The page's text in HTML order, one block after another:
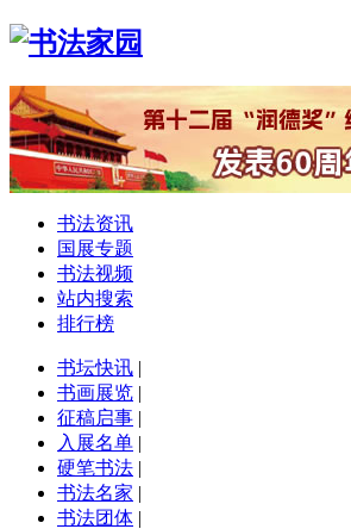
书法资讯
国展专题
书法视频
站内搜索
排行榜
书坛快讯 |
书画展览 |
征稿启事 |
入展名单 |
硬笔书法 |
书法名家 |
书法团体 |